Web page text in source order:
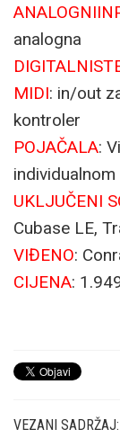
ANALOGNI
analogna
DIGITALNI
MIDI: in/out
kontroler
POJAČALA:
UKLJUČENI
Cubase LE,
VIĐENO:
CIJENA:
VEZANI SADRŽAJ: